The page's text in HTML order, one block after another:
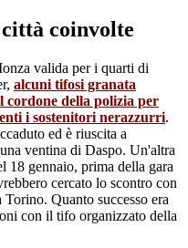
coinvolte
valida per i quarti di
alcuni tifosi granata
cordone della polizia per
i sostenitori nerazzurri.
ed è riuscita a
ventina di Daspo. Un'altra
18 gennaio, prima della gara
cercato lo scontro con
Quanto successo era
con il tifo organizzato della